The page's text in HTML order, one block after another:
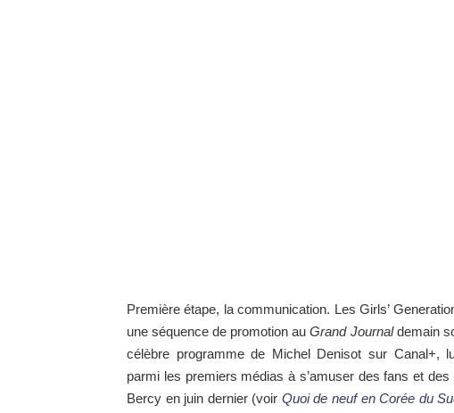
Première étape, la communication. Les Girls’
une séquence de promotion auGrand Journaldemain
célèbre programme de Michel Denisot sur Canal+,
parmi les premiers médias à s’amuser des fans et
Bercy en juin dernier (voir Quoi de neuf en Corée du